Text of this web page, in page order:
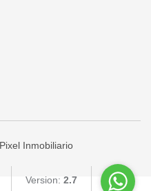
Inmobiliario
Version: 2.7